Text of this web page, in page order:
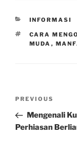
CATEGORIES
INFORMASI
TAGS
CARA
MUDA ,
Previous
Post
PREVIOUS
Mengenali
Perhiasan